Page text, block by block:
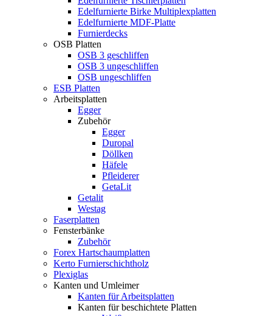
Edelfurnierte Birke Multiplexplatten
Edelfurnierte MDF-Platte
Furnierdecks
OSB Platten
OSB 3 geschliffen
OSB 3 ungeschliffen
OSB ungeschliffen
ESB Platten
Arbeitsplatten
Egger
Zubehör
Egger
Duropal
Döllken
Häfele
Pfleiderer
GetaLit
Getalit
Westag
Faserplatten
Fensterbänke
Zubehör
Forex Hartschaumplatten
Kerto Furnierschichtholz
Plexiglas
Kanten und Umleimer
Kanten für Arbeitsplatten
Kanten für beschichtete Platten